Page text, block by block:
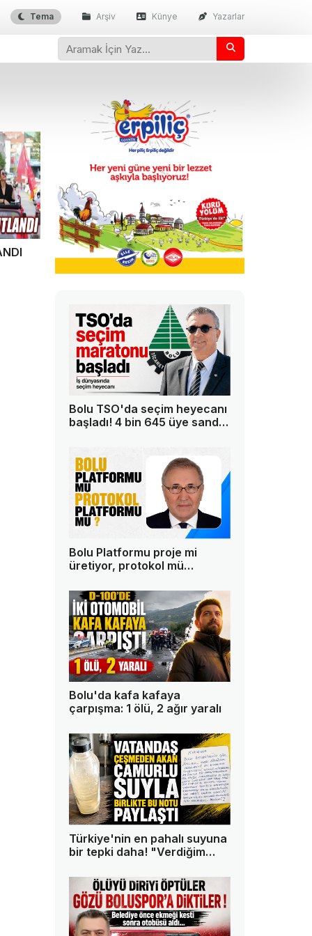
Tema Arşiv Künye Yazarlar
Bolu TSO'da seçim heyecanı
başladı! 4 bin 645 üye sandık
Bolu Platformu proje mi
üretiyor, protokol mü
Bolu'da kafa kafaya
çarpışma: 1 ölü, 2 ağır yaralı
Türkiye'nin en pahalı suyuna
bir tepki daha! "Verdiğim